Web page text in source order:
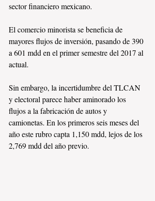
sector financiero mexicano.
El comercio minorista se beneficia de
mayores flujos de inversión, pasando de 390
a 601 mdd en el primer semestre del 2017 al
actual.
Sin embargo, la incertidumbre del TLCAN
y electoral parece haber aminorado los
flujos a la fabricación de autos y
camionetas. En los primeros seis meses del
año este rubro capta 1,150 mdd, lejos de los
2,769 mdd del año previo.